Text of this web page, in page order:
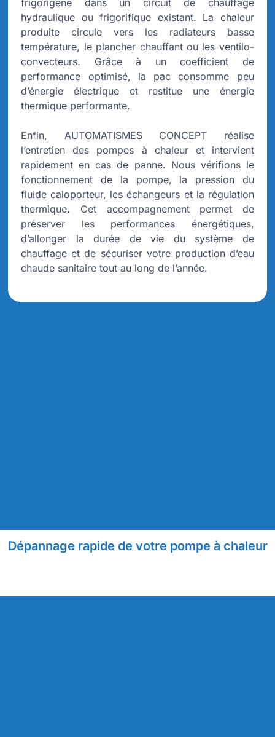
hydraulique ou frigorifique existant. La chaleur
produite circule vers les radiateurs basse
température, le plancher chauffant ou les ventilo-
convecteurs. Grâce à un coefficient de
performance optimisé, la pac consomme peu
d’énergie électrique et restitue une énergie
thermique performante.
Enfin, AUTOMATISMES CONCEPT réalise
l’entretien des pompes à chaleur et intervient
rapidement en cas de panne. Nous vérifions le
fonctionnement de la pompe, la pression du
fluide caloporteur, les échangeurs et la régulation
thermique. Cet accompagnement permet de
préserver les performances énergétiques,
d’allonger la durée de vie du système de
chauffage et de sécuriser votre production d’eau
chaude sanitaire tout au long de l’année.
Dépannage rapide de votre pompe à chaleur